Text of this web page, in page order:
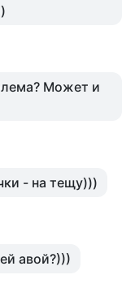
Может и
- на тещу)))
авой?)))